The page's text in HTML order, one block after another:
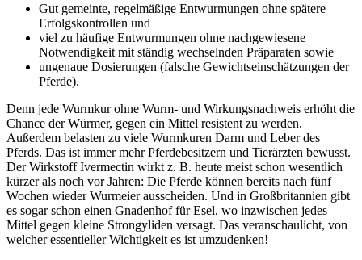
Gut gemeinte, regelmäßige Entwurmungen ohne spätere
Erfolgskontrollen und
viel zu häufige Entwurmungen ohne nachgewiesene
Notwendigkeit mit ständig wechselnden Präparaten sowie
ungenaue Dosierungen (falsche Gewichtseinschätzungen der
Pferde).
Denn jede Wurmkur ohne Wurm- und Wirkungsnachweis erhöht die
Chance der Würmer, gegen ein Mittel resistent zu werden.
Außerdem belasten zu viele Wurmkuren Darm und Leber des
Pferds. Das ist immer mehr Pferdebesitzern und Tierärzten bewusst.
Der Wirkstoff Ivermectin wirkt z. B. heute meist schon wesentlich
kürzer als noch vor Jahren: Die Pferde können bereits nach fünf
Wochen wieder Wurmeier ausscheiden. Und in Großbritannien gibt
es sogar schon einen Gnadenhof für Esel, wo inzwischen jedes
Mittel gegen kleine Strongyliden versagt. Das veranschaulicht, von
welcher essentieller Wichtigkeit es ist umzudenken!